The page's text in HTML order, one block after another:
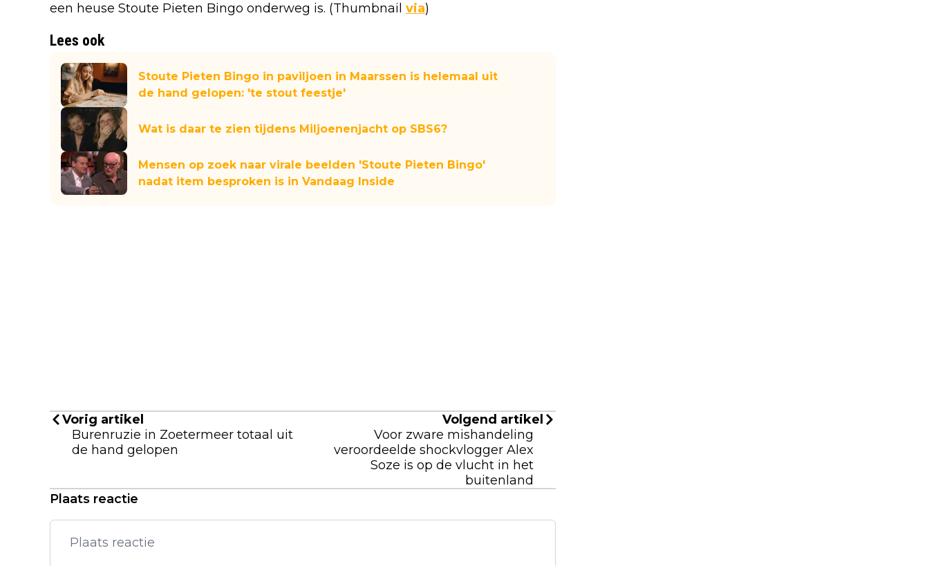
een heuse Stoute Pieten Bingo onderweg is. (Thumbnail via)
Lees ook
Stoute Pieten Bingo in paviljoen in Maarssen is helemaal uit
de hand gelopen: 'te stout feestje'
Wat is daar te zien tijdens Miljoenenjacht op SBS6?
Mensen op zoek naar virale beelden 'Stoute Pieten Bingo'
nadat item besproken is in Vandaag Inside
Vorig artikel
Burenruzie in Zoetermeer totaal uit
de hand gelopen
Volgend artikel
Voor zware mishandeling
veroordeelde shockvlogger Alex
Soze is op de vlucht in het
buitenland
Plaats reactie